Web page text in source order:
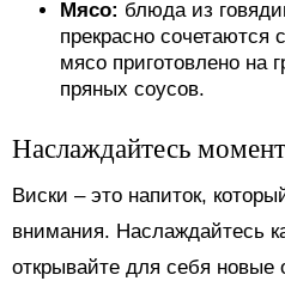
Мясо: блюда из
прекрасно сочетаются
мясо приготовлено на
пряных соусов.
Наслаждайтесь
Виски – это напиток,
внимания. Наслаждайтесь
открывайте для себя новые